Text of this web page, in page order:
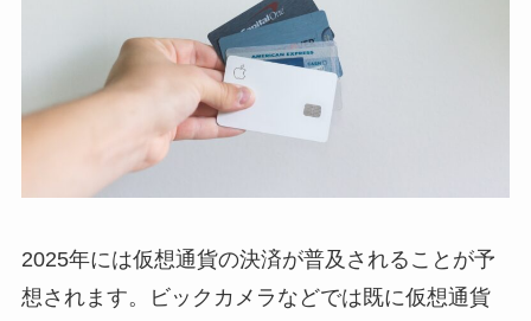
2025年には仮想通貨の決済が普及されることが予
想されます。ビックカメラなどでは既に仮想通貨